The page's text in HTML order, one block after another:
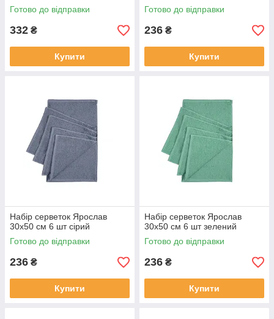
Готово до відправки
332 ₴
Купити
Готово до відправки
236 ₴
Купити
Набір серветок Ярослав
30х50 см 6 шт сірий
Готово до відправки
236 ₴
Купити
Набір серветок Ярослав
30х50 см 6 шт зелений
Готово до відправки
236 ₴
Купити